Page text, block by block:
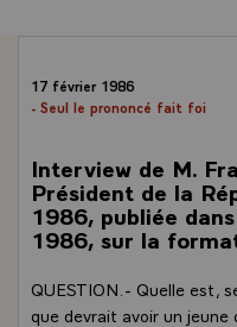
17 février 1986
- Seul le prononcé fait foi
Interview de M.
Président de la
1986, publiée
1986, sur la
QUESTION.- Quelle est,
que devrait avoir un